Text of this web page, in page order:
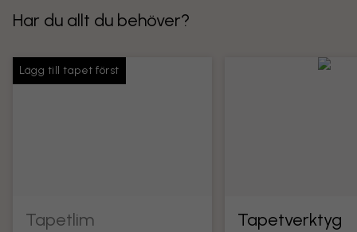
Har du allt du behöver?
Lägg till tapet först
Tapetlim Tapetverktyg